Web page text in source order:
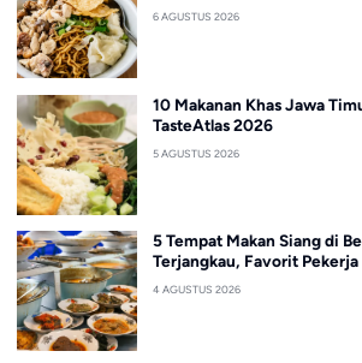
6 AGUSTUS 2026
10 Makanan Khas Jawa
TasteAtlas 2026
5 AGUSTUS 2026
5 Tempat Makan Siang di
Terjangkau, Favorit Pekerja
4 AGUSTUS 2026